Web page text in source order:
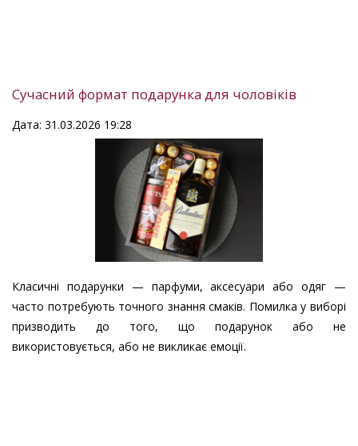
Сучасний формат подарунка для чоловіків
Дата: 31.03.2026 19:28
Класичні подарунки — парфуми, аксесуари або одяг —
часто потребують точного знання смаків. Помилка у виборі
призводить до того, що подарунок або не
використовується, або не викликає емоції.